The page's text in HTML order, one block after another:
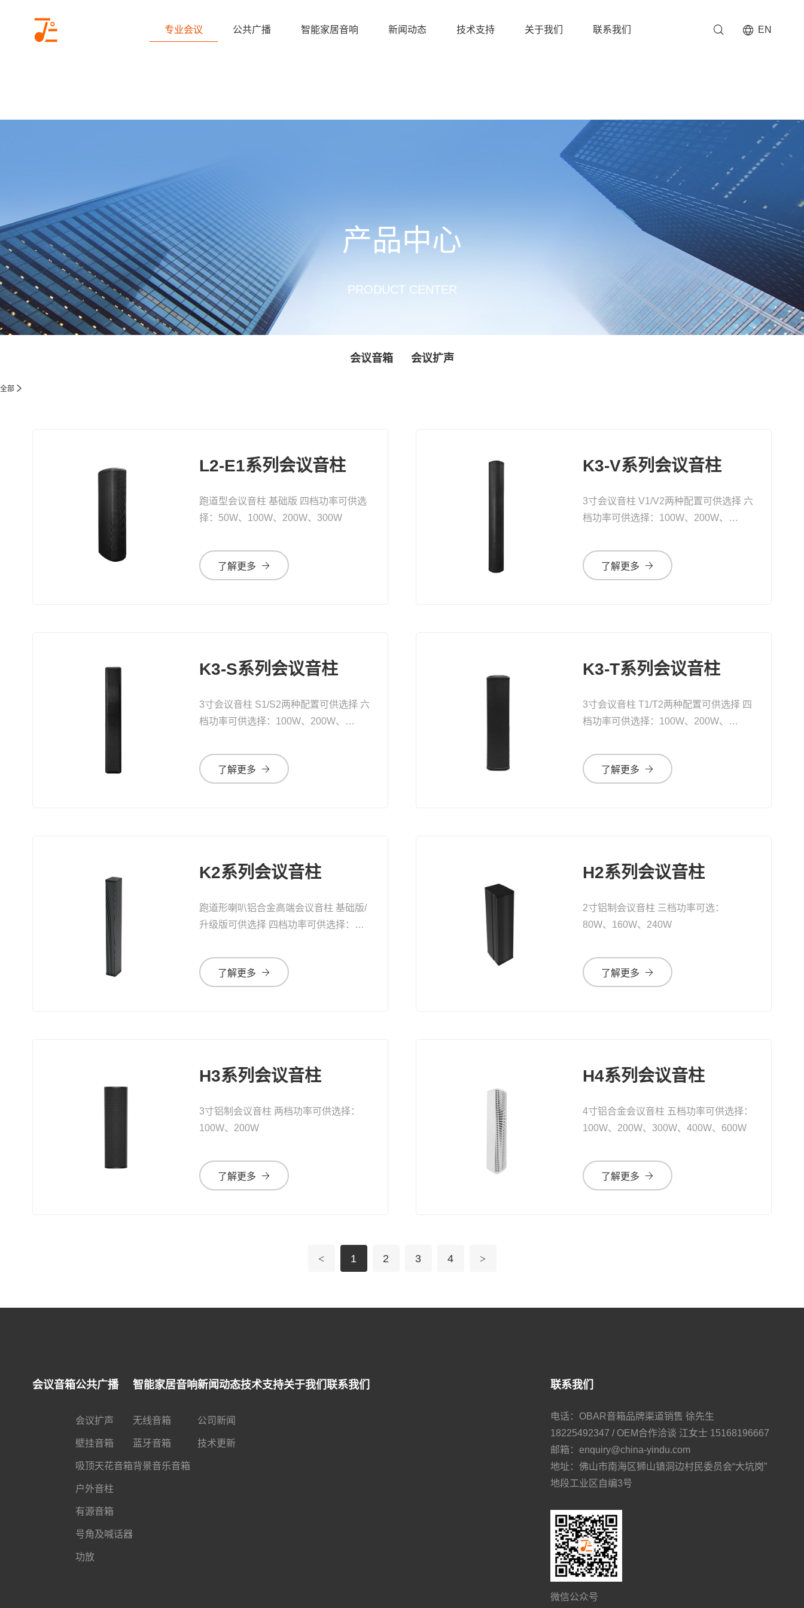
专业会议 公共广播 智能家居音响 新闻动态 技术支持 关于我们 联系我们 EN
产品中心
PRODUCT CENTER
会议音箱 会议扩声
全部
L2-E1系列会议音柱
跑道型会议音柱 基础版 四档功率可供选
择：50W、100W、200W、300W
了解更多
K3-V系列会议音柱
3寸会议音柱 V1/V2两种配置可供选择 六
档功率可供选择：100W、200W、
了解更多
K3-S系列会议音柱
3寸会议音柱 S1/S2两种配置可供选择 六
档功率可供选择：100W、200W、
了解更多
K3-T系列会议音柱
3寸会议音柱 T1/T2两种配置可供选择 四
档功率可供选择：100W、200W、
了解更多
K2系列会议音柱
跑道形喇叭铝合金高端会议音柱 基础版/
升级版可供选择 四档功率可供选择：
了解更多
H2系列会议音柱
2寸铝制会议音柱 三档功率可选：
80W、160W、240W
了解更多
H3系列会议音柱
3寸铝制会议音柱 两档功率可供选择：
100W、200W
了解更多
H4系列会议音柱
4寸铝合金会议音柱 五档功率可供选择：
100W、200W、300W、400W、600W
了解更多
< 1 2 3 4 >
会议音箱公共广播
会议扩声
壁挂音箱
吸顶天花音箱
户外音柱
有源音箱
号角及喊话器
功放
智能家居音响
无线音箱
蓝牙音箱
背景音乐音箱
新闻动态
公司新闻
技术更新
技术支持关于我们 联系我们 联系我们
电话：OBAR音箱品牌渠道销售 徐先生
18225492347 / OEM合作洽谈 江女士 15168196667
邮箱：enquiry@china-yindu.com
地址：佛山市南海区狮山镇洞边村民委员会“大坑岗”
地段工业区自编3号
微信公众号